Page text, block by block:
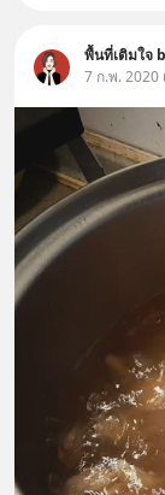
พื้นที่เติมใจ
7 ก.พ. 2020